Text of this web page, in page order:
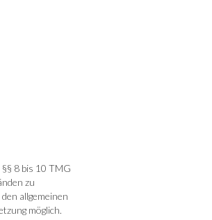
8 bis 10 TMG
zu
allgemeinen
möglich.